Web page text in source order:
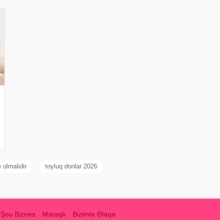
olmalidir toyluq donlar 2026
Şou Biznes Maraqlı Bizimlə Əlaqə